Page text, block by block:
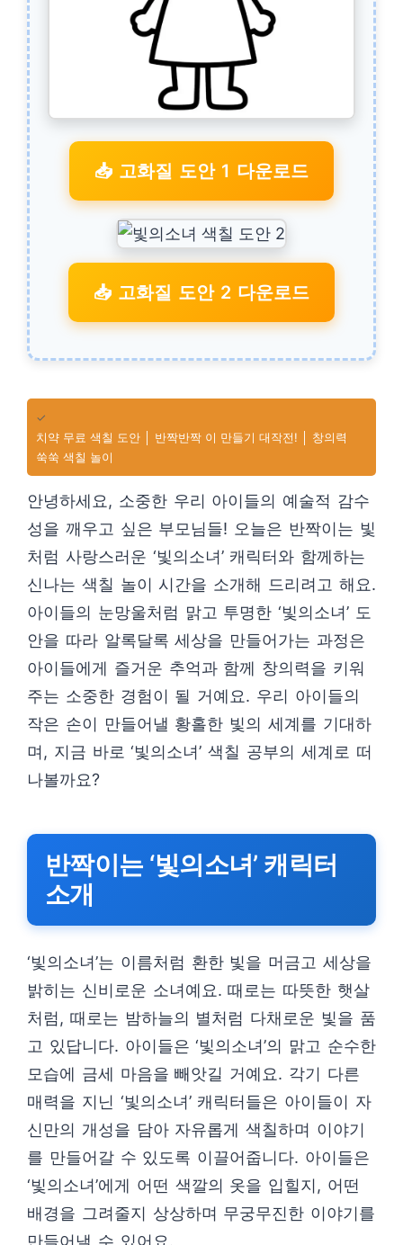
📥 고화질 도안 1 다운로드
📥 고화질 도안 2 다운로드
✓
치약 무료 색칠 도안 │ 반짝반짝 이 만들기 대작전! │ 창의력
쑥쑥 색칠 놀이
안녕하세요, 소중한 우리 아이들의 예술적 감수
성을 깨우고 싶은 부모님들! 오늘은 반짝이는 빛
처럼 사랑스러운 ‘빛의소녀’ 캐릭터와 함께하는
신나는 색칠 놀이 시간을 소개해 드리려고 해요.
아이들의 눈망울처럼 맑고 투명한 ‘빛의소녀’ 도
안을 따라 알록달록 세상을 만들어가는 과정은
아이들에게 즐거운 추억과 함께 창의력을 키워
주는 소중한 경험이 될 거예요. 우리 아이들의
작은 손이 만들어낼 황홀한 빛의 세계를 기대하
며, 지금 바로 ‘빛의소녀’ 색칠 공부의 세계로 떠
나볼까요?
반짝이는 ‘빛의소녀’ 캐릭터
소개
‘빛의소녀’는 이름처럼 환한 빛을 머금고 세상을
밝히는 신비로운 소녀예요. 때로는 따뜻한 햇살
처럼, 때로는 밤하늘의 별처럼 다채로운 빛을 품
고 있답니다. 아이들은 ‘빛의소녀’의 맑고 순수한
모습에 금세 마음을 빼앗길 거예요. 각기 다른
매력을 지닌 ‘빛의소녀’ 캐릭터들은 아이들이 자
신만의 개성을 담아 자유롭게 색칠하며 이야기
를 만들어갈 수 있도록 이끌어줍니다. 아이들은
‘빛의소녀’에게 어떤 색깔의 옷을 입힐지, 어떤
배경을 그려줄지 상상하며 무궁무진한 이야기를
만들어낼 수 있어요.